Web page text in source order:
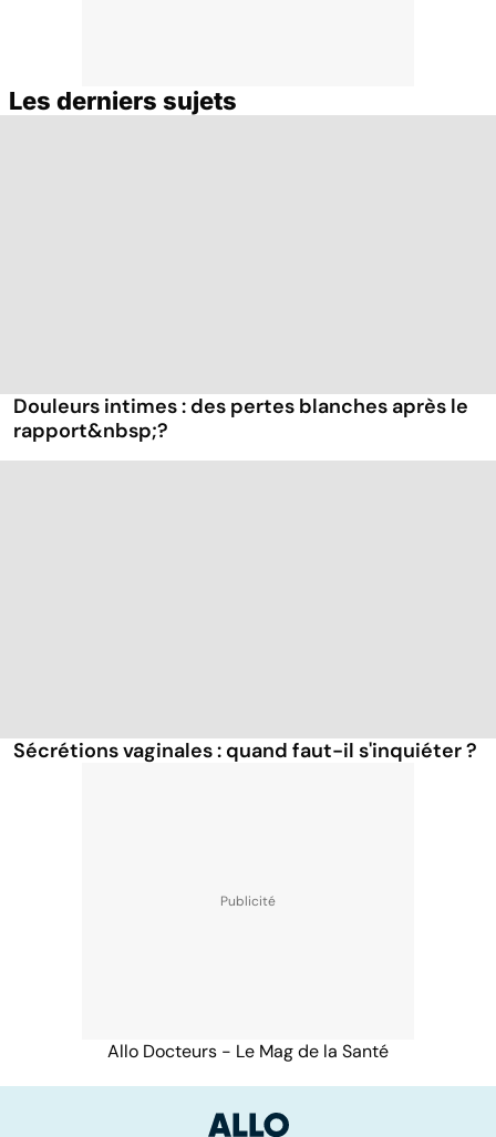
Les derniers sujets
Douleurs intimes : des pertes blanches après le
rapport&nbsp;?
Sécrétions vaginales : quand faut-il s'inquiéter ?
Allo Docteurs - Le Mag de la Santé